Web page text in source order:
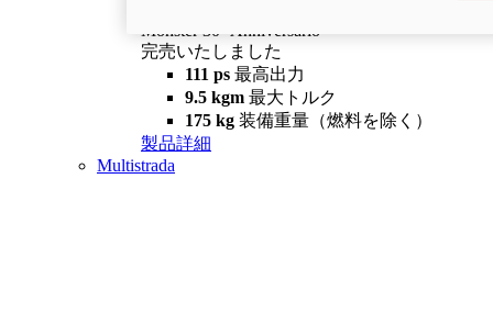
Monster 30° Anniversario
完売いたしました
111 ps 最高出力
9.5 kgm 最大トルク
175 kg 装備重量（燃料を除く）
製品詳細
Multistrada